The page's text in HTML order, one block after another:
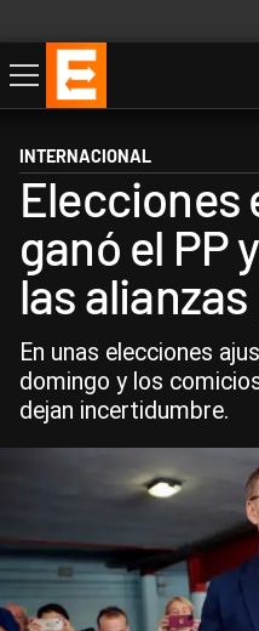
Economía
Política
Internacional
Actualidad
Descargá la App
INTERNACIONAL
Elecciones
ganó el PP
las
En unas elecciones
domingo y los
dejan incertidumbre.